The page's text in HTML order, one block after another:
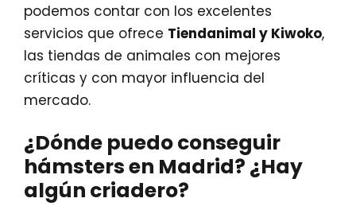
podemos contar con los excelentes
servicios que ofrece Tiendanimal y Kiwoko,
las tiendas de animales con mejores
críticas y con mayor influencia del
mercado.
¿Dónde puedo conseguir
hámsters en Madrid? ¿Hay
algún criadero?